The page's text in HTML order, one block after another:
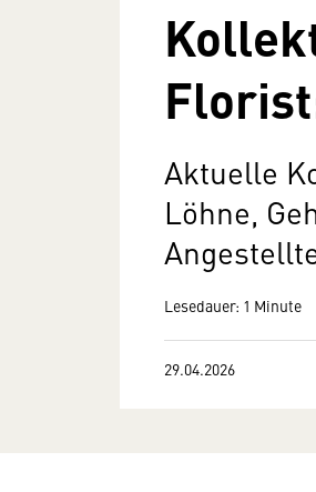
Aktuelle
Löhne,
Lesedauer: 1 Minute
29.04.2026